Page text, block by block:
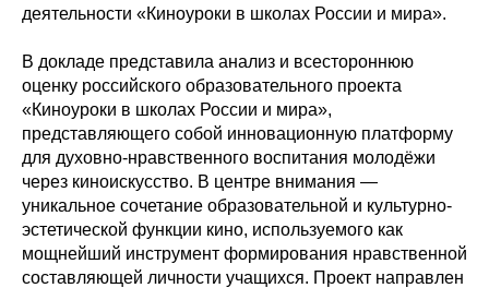
деятельности «Киноуроки в школах России и мира».
В докладе представила анализ и всестороннюю
оценку российского образовательного проекта
«Киноуроки в школах России и мира»,
представляющего собой инновационную платформу
для духовно-нравственного воспитания молодёжи
через киноискусство. В центре внимания —
уникальное сочетание образовательной и культурно-
эстетической функции кино, используемого как
мощнейший инструмент формирования нравственной
составляющей личности учащихся. Проект направлен